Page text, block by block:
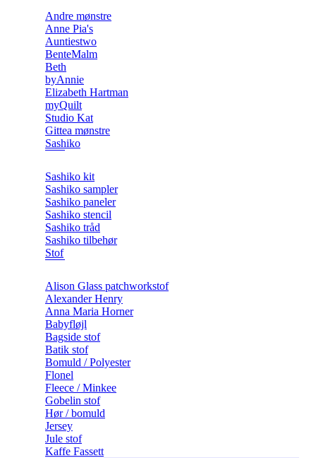
Andre mønstre
Anne Pia's
Auntiestwo
BenteMalm
Beth
byAnnie
Elizabeth Hartman
myQuilt
Studio Kat
Gittea mønstre
Sashiko
Sashiko kit
Sashiko sampler
Sashiko paneler
Sashiko stencil
Sashiko tråd
Sashiko tilbehør
Stof
Alison Glass patchworkstof
Alexander Henry
Anna Maria Horner
Babyfløjl
Bagside stof
Batik stof
Bomuld / Polyester
Flonel
Fleece / Minkee
Gobelin stof
Hør / bomuld
Jersey
Jule stof
Kaffe Fassett